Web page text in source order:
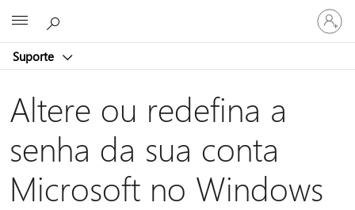
Suporte
Entre
em
sua
Altere ou redefina a
senha da sua conta
Microsoft no Windows